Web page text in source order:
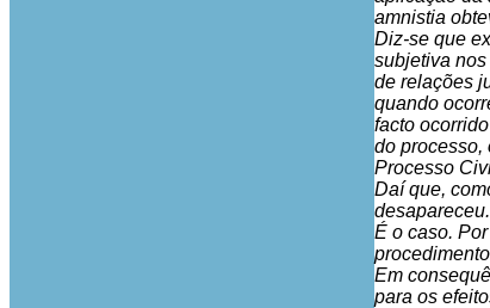
amnistia
Diz-se que
subjetiva
de relações
quando
facto
do processo,
Processo
Daí que,
desapareceu.
É o caso.
Em
para os